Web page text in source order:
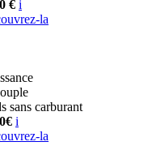
€ i
la
sans carburant
i
la